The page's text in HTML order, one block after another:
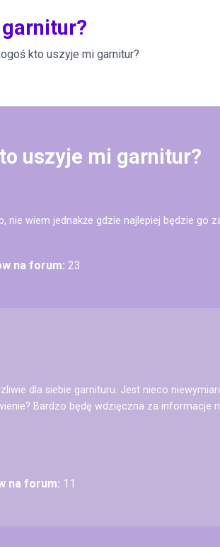
kto uszyje mi garnitur?
uszyje mi garnitur?
nie wiem jednakże gdzie najlepiej będzie go
na forum: 23
dla siebie garnituru. Jest nieco
Bardzo będę wdzięczna za
na forum: 11